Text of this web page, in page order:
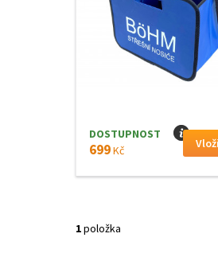
DOSTUPNOST I
699Kč
1položka